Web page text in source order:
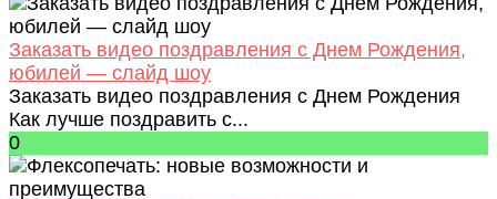
Заказать видео поздравления с Днем Рождения,
юбилей — слайд шоу
Заказать видео поздравления с Днем Рождения
Как лучше поздравить с...
0